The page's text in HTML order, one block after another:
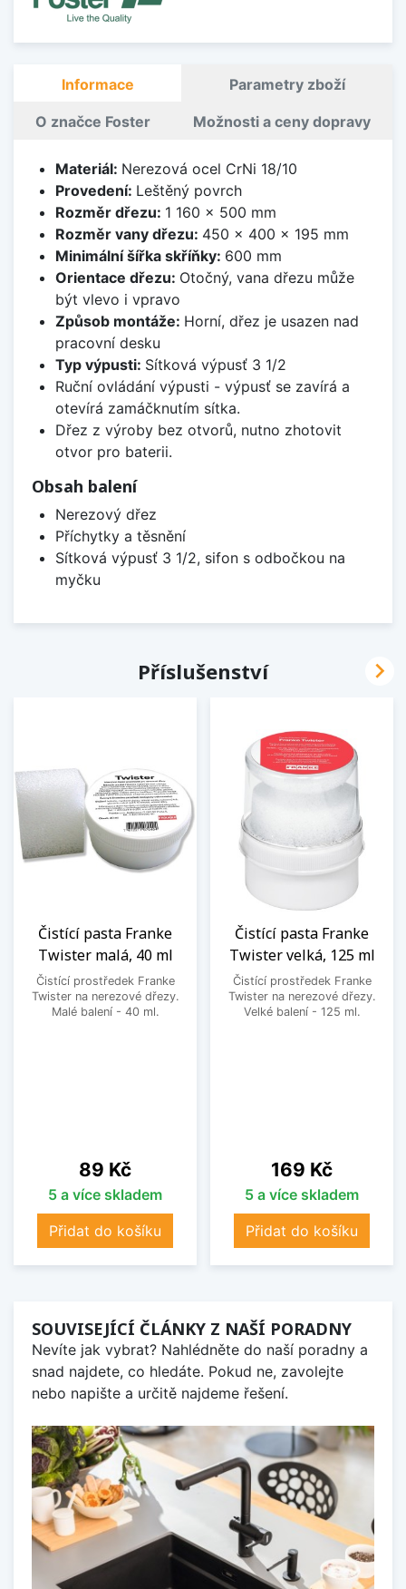
Informace Parametry zboží
O značce Foster Možnosti a ceny dopravy
Materiál: Nerezová ocel CrNi 18/10
Provedení: Leštěný povrch
Rozměr dřezu: 1 160 x 500 mm
Rozměr vany dřezu: 450 x 400 x 195 mm
Minimální šířka skříňky: 600 mm
Orientace dřezu: Otočný, vana dřezu může
být vlevo i vpravo
Způsob montáže: Horní, dřez je usazen nad
pracovní desku
Typ výpusti: Sítková výpusť 3 1/2
Ruční ovládání výpusti - výpusť se zavírá a
otevírá zamáčknutím sítka.
Dřez z výroby bez otvorů, nutno zhotovit
otvor pro baterii.
Obsah balení
Nerezový dřez
Příchytky a těsnění
Sítková výpusť 3 1/2, sifon s odbočkou na
myčku
Příslušenství
Čistící pasta Franke
Twister malá, 40 ml
Čistící prostředek Franke
Twister na nerezové dřezy.
Malé balení - 40 ml.
Cena
89 Kč
5 a více skladem
Přidat do košíku
Čistící pasta Franke
Twister velká, 125 ml
Čistící prostředek Franke
Twister na nerezové dřezy.
Velké balení - 125 ml.
Cena
169 Kč
5 a více skladem
Přidat do košíku

SOUVISEJÍCÍ ČLÁNKY Z NAŠÍ PORADNY
Nevíte jak vybrat? Nahlédněte do naší poradny a
snad najdete, co hledáte. Pokud ne, zavolejte
nebo napište a určitě najdeme řešení.